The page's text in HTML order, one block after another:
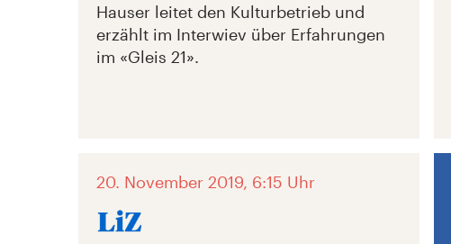
Hauser leitet den Kulturbetrieb und
erzählt im Interwiev über Erfahrungen
im «Gleis 21».
20. November 2019, 6:15 Uhr